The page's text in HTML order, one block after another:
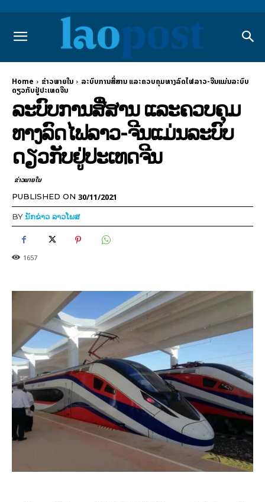
Home ຂ່າວພາຍ​ໃນ
ລະບົບການສື່ສານ ແລະຄວບຄຸມທາງລົດໄຟລາວ-ຈີນແມ່ນລະບົບ
ດຽວກັບຢູ່ປະເທດຈີນ
ລະບົບການສື່ສານ ແລະຄວບຄຸມ
ທາງລົດໄຟລາວ-ຈີນແມ່ນລະບົບ
ດຽວກັບຢູ່ປະເທດຈີນ
ຂ່າວພາຍ​ໃນ
PUBLISHED ON 30/11/2021
BYນັກຂ່າວ ລາວໂພສ
1657